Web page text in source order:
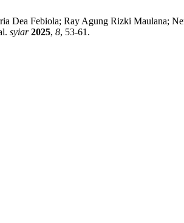
Dea Febiola; Ray Agung Rizki Maulana;
syiar 2025, 8, 53-61.